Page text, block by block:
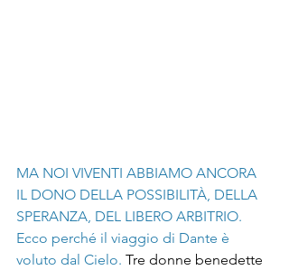
MA NOI VIVENTI ABBIAMO ANCORA
IL DONO DELLA POSSIBILITÀ, DELLA
SPERANZA, DEL LIBERO ARBITRIO.
Ecco perché il viaggio di Dante è
voluto dal Cielo. Tre donne benedette